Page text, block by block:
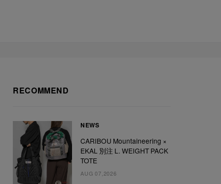
RECOMMEND
NEWS
CARIBOU Mountaineering ×
EKAL 別注 L. WEIGHT PACK
TOTE
AUG 07,2026